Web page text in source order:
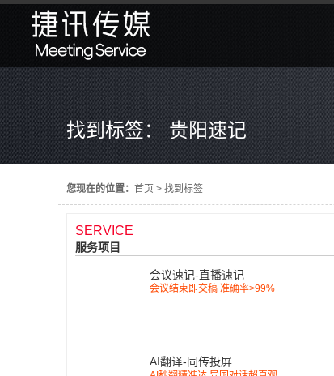
找到标签： 贵阳速记
您现在的位置： 首页 > 找到标签
SERVICE
服务项目
会议速记-直播速记
会议结束即交稿 准确率>99%
AI翻译-同传投屏